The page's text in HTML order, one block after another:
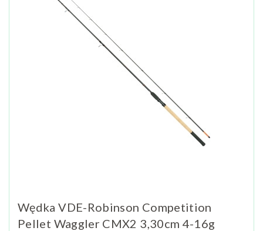
Wędka VDE-Robinson Competition
Pellet Waggler CMX2 3,30cm 4-16g